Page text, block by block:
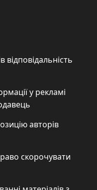
відповідальність
у рекламі
авторів
скорочувати